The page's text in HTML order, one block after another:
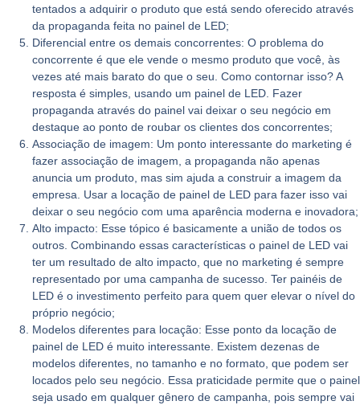
tentados a adquirir o produto que está sendo oferecido através
da propaganda feita no painel de LED;
Diferencial entre os demais concorrentes: O problema do
concorrente é que ele vende o mesmo produto que você, às
vezes até mais barato do que o seu. Como contornar isso? A
resposta é simples, usando um painel de LED. Fazer
propaganda através do painel vai deixar o seu negócio em
destaque ao ponto de roubar os clientes dos concorrentes;
Associação de imagem: Um ponto interessante do marketing é
fazer associação de imagem, a propaganda não apenas
anuncia um produto, mas sim ajuda a construir a imagem da
empresa. Usar a locação de painel de LED para fazer isso vai
deixar o seu negócio com uma aparência moderna e inovadora;
Alto impacto: Esse tópico é basicamente a união de todos os
outros. Combinando essas características o painel de LED vai
ter um resultado de alto impacto, que no marketing é sempre
representado por uma campanha de sucesso. Ter painéis de
LED é o investimento perfeito para quem quer elevar o nível do
próprio negócio;
Modelos diferentes para locação: Esse ponto da locação de
painel de LED é muito interessante. Existem dezenas de
modelos diferentes, no tamanho e no formato, que podem ser
locados pelo seu negócio. Essa praticidade permite que o painel
seja usado em qualquer gênero de campanha, pois sempre vai